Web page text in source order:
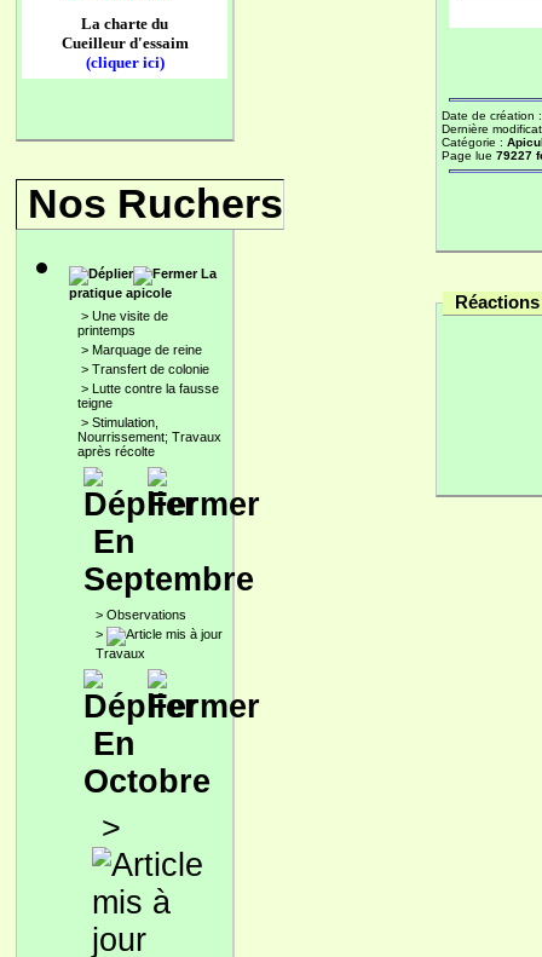
La charte du
Cueilleur d'essaim
(cliquer ici)
Nos Ruchers
La
pratique apicole
> Une visite de
printemps
> Marquage de reine
> Transfert de colonie
> Lutte contre la fausse
teigne
> Stimulation,
Nourrissement; Travaux
après récolte
En
Septembre
> Observations
>
Travaux
En
Octobre
>
Date de création
Dernière
Catégorie :
Page lue 79227